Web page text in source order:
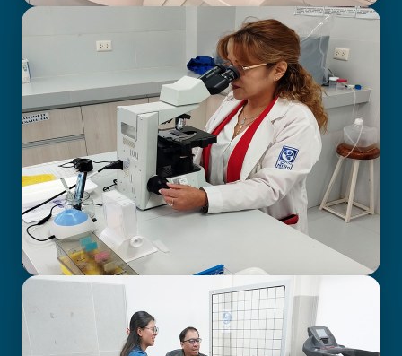
LABORATORIO CLÍNICO